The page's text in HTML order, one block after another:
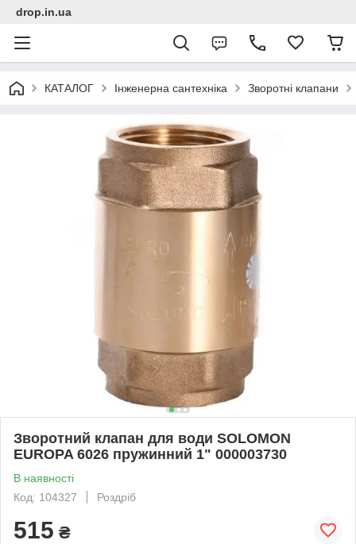
drop.in.ua
КАТАЛОГ Інженерна сантехніка Зворотні клапани
Зворотний клапан для води SOLOMON
EUROPA 6026 пружинний 1" 000003730
В наявності
Код: 104327
Роздріб
515 ₴